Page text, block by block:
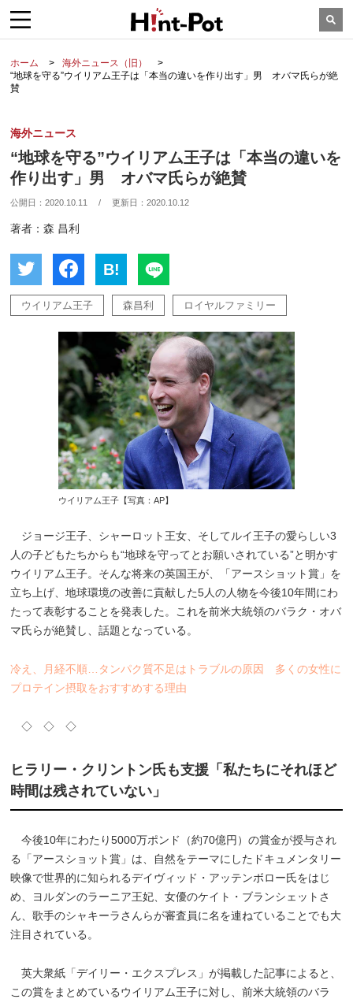
ホーム
海外ニュース（旧）
“地球を守る”ウイリアム王子は「本当の違いを作り出す」男 オバマ氏らが絶
賛
海外ニュース
“地球を守る”ウイリアム王子は「本当の違いを
作り出す」男 オバマ氏らが絶賛
公開日：2020.10.11 / 更新日：2020.10.12
著者：森 昌利
B!
ウイリアム王子 森昌利 ロイヤルファミリー
ウイリアム王子【写真：AP】
ジョージ王子、シャーロット王女、そしてルイ王子の愛らしい3
人の子どもたちからも“地球を守ってとお願いされている”と明かす
ウイリアム王子。そんな将来の英国王が、「アースショット賞」を
立ち上げ、地球環境の改善に貢献した5人の人物を今後10年間にわ
たって表彰することを発表した。これを前米大統領のバラク・オバ
マ氏らが絶賛し、話題となっている。
冷え、月経不順…タンパク質不足はトラブルの原因 多くの女性に
プロテイン摂取をおすすめする理由
◇ ◇ ◇
ヒラリー・クリントン氏も支援「私たちにそれほど
時間は残されていない」
今後10年にわたり5000万ポンド（約70億円）の賞金が授与され
る「アースショット賞」は、自然をテーマにしたドキュメンタリー
映像で世界的に知られるデイヴィッド・アッテンボロー氏をはじ
め、ヨルダンのラーニア王妃、女優のケイト・ブランシェットさ
ん、歌手のシャキーラさんらが審査員に名を連ねていることでも大
注目されている。
英大衆紙「デイリー・エクスプレス」が掲載した記事によると、
この賞をまとめているウイリアム王子に対し、前米大統領のバラ